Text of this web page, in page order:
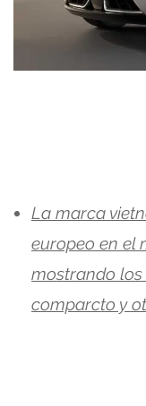
La marca
europeo en el
mostrando los
comparcto y